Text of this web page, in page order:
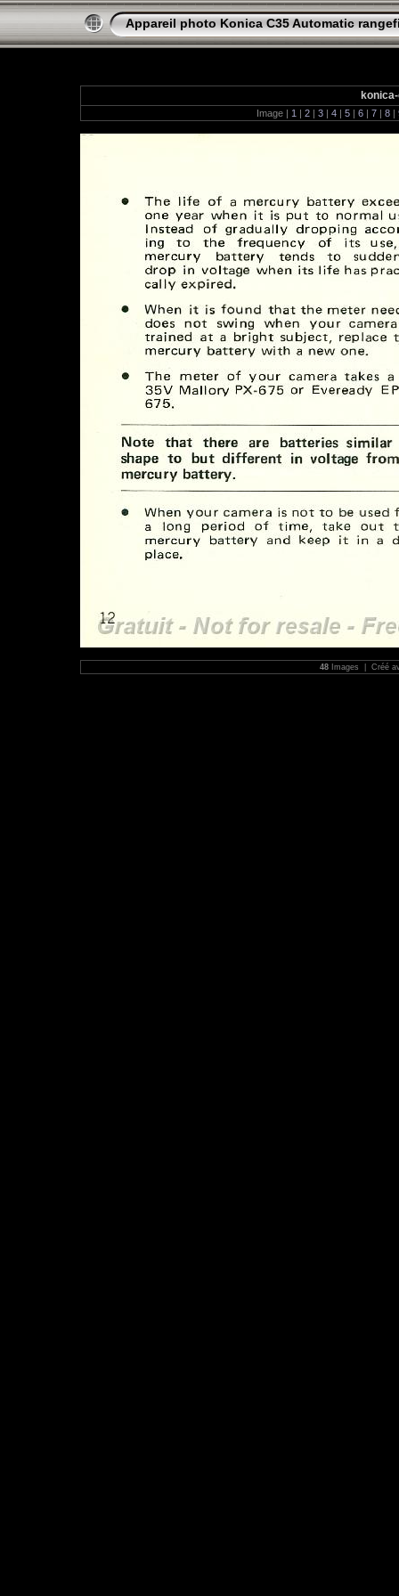
Appareil photo Konica C35 Automatic
Image | 1 | 2 | 3 | 4 | 5 | 6 | 7 | 8 |
48 Images | Créé